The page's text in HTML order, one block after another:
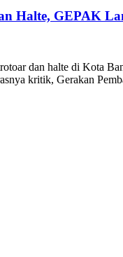
Halte, GEPAK
dan halte di Kota
kritik, Gerakan